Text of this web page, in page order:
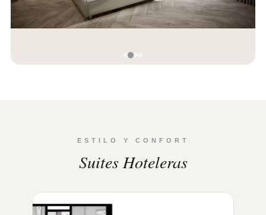
ESTILO Y CONFORT
Suites Hoteleras